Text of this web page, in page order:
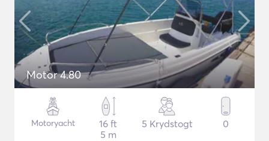
Motor 4.80
Motoryacht
16 ft
5 m
5 Krydstogt 0